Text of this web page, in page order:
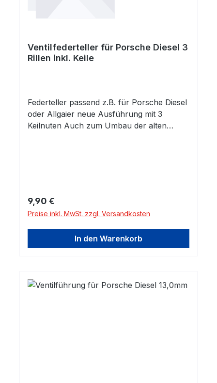
Ventilfederteller für Porsche Diesel 3
Rillen inkl. Keile
Federteller passend z.B. für Porsche Diesel
oder Allgaier neue Ausführung mit 3
Keilnuten Auch zum Umbau der alten
Regulärer Preis:
9,90 €
Preise inkl. MwSt. zzgl. Versandkosten
In den Warenkorb